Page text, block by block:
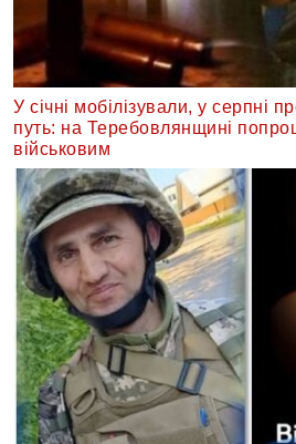
У січні мобілізували, у серпні
путь: на Теребовлянщині
військовим